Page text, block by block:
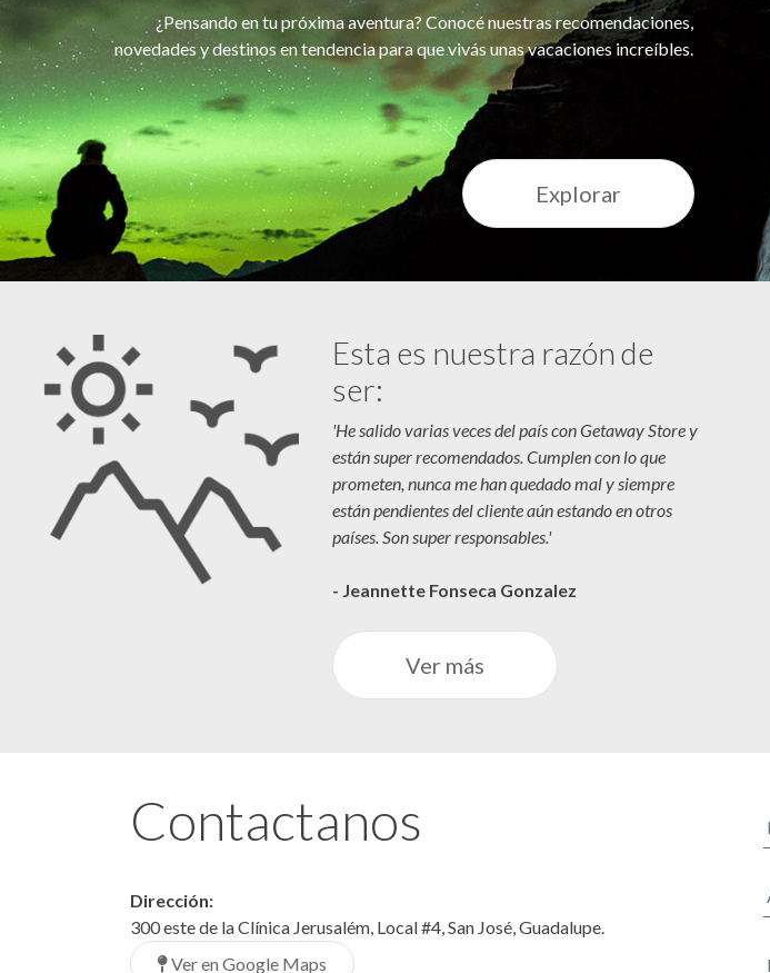
¿Pensando en tu próxima aventura? Conocé nuestras recomendaciones,
novedades y destinos en tendencia para que vivás unas vacaciones increíbles.
Explorar
Esta es nuestra razón de
ser:
'He salido varias veces del país con Getaway Store y
están super recomendados. Cumplen con lo que
prometen, nunca me han quedado mal y siempre
están pendientes del cliente aún estando en otros
países. Son super responsables.'
- Jeannette Fonseca Gonzalez
Ver más
Contactanos
Dirección:
300 este de la Clínica Jerusalém, Local #4, San José, Guadalupe.
Ver en Google Maps